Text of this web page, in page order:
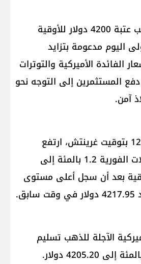
تجاوزت ​أسعار الذهب​ عتبة 4200 دولار للأوقية
اليوم مدعومة بتزايد
الفائدة​ الأميركية و​التوترات
المستثمرين إلى التوجه نحو
آمن​.
وبحلول الساعة 12.53 بتوقيت غرينتش، ارتفع
الذهب في المعاملات الفورية 1.2 بالمئة إلى
للأوقية بعد أن سجل أعلى مستوى
الآجلة للذهب تسليم
دولار.